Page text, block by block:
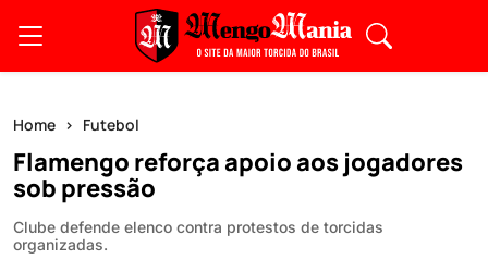
Home Futebol
Flamengo reforça apoio aos jogadores
sob pressão
Clube defende elenco contra protestos de torcidas
organizadas.